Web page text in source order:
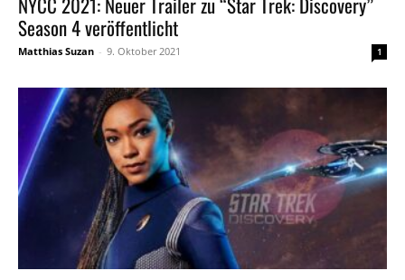
Season 4 veröffentlicht
Matthias Suzan - 9. Oktober 2021 1